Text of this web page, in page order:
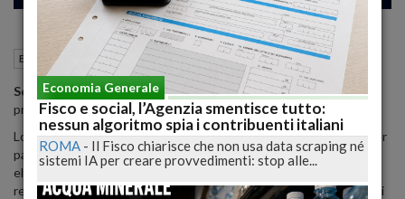
Economia generale Roma (RM) 06 Marzo 2020 13:15
Sono pronte le regole per la 'lotteria degli scontrini': per la
prima estrazione appuntamento al7 agosto.
Lo comunica l'Agenzia delle Entrate che ha definito le istruzioni per
partecipare al concorso a premi collegato al nuovo 'scontrino
elettronico'. Dall’1 luglio 2020, tutti i cittadini maggiorenni e
residenti in Italia potranno partecipare effettuando un acquisto di
Economia Generale
Fisco e social, l’Agenzia smentisce tutto:
nessun algoritmo spia i contribuenti italiani
ROMA - Il Fisco chiarisce che non usa data scraping né
sistemi IA per creare provvedimenti: stop alle...